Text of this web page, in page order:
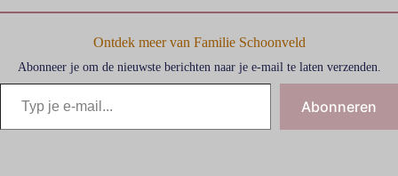
Ontdek meer van Familie Schoonveld
Abonneer je om de nieuwste berichten naar je e-mail te laten verzenden.
Abonneren